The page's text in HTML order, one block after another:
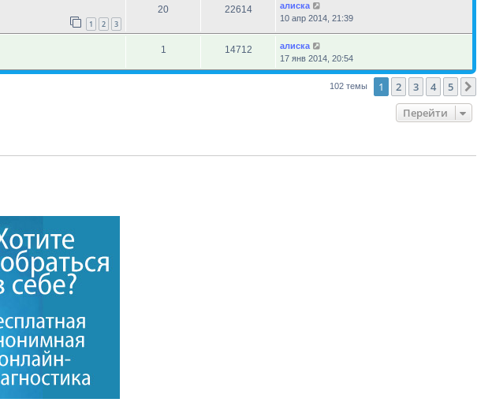
1 2 3
20 22614
алиска
10 апр 2014, 21:39
1 14712
алиска
17 янв 2014, 20:54
102 темы 1 2 3 4 5
Перейти